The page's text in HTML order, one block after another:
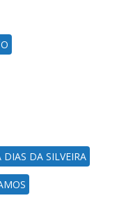
DIAS DA SILVEIRA